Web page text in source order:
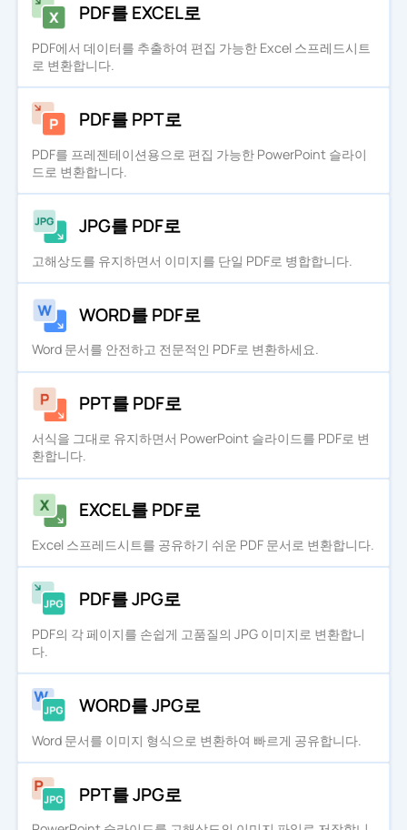
PDF를 EXCEL로
PDF에서 데이터를 추출하여 편집 가능한 Excel 스프레드시트
로 변환합니다.
PDF를 PPT로
PDF를 프레젠테이션용으로 편집 가능한 PowerPoint 슬라이
드로 변환합니다.
JPG를 PDF로
고해상도를 유지하면서 이미지를 단일 PDF로 병합합니다.
WORD를 PDF로
Word 문서를 안전하고 전문적인 PDF로 변환하세요.
PPT를 PDF로
서식을 그대로 유지하면서 PowerPoint 슬라이드를 PDF로 변
환합니다.
EXCEL를 PDF로
Excel 스프레드시트를 공유하기 쉬운 PDF 문서로 변환합니다.
PDF를 JPG로
PDF의 각 페이지를 손쉽게 고품질의 JPG 이미지로 변환합니
다.
WORD를 JPG로
Word 문서를 이미지 형식으로 변환하여 빠르게 공유합니다.
PPT를 JPG로